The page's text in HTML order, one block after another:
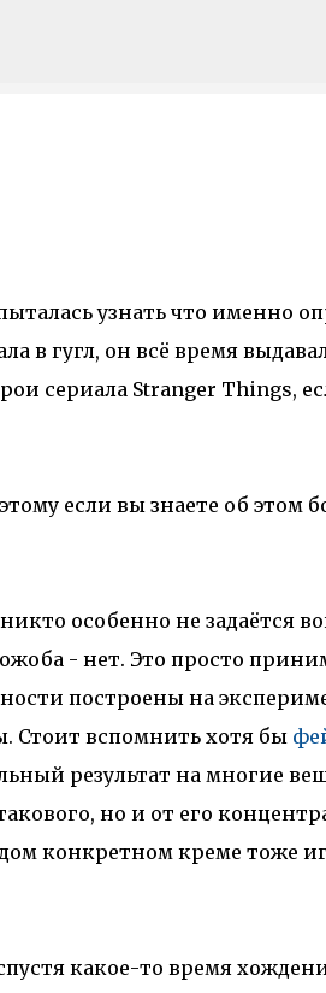
узнать что именно
в гугл, он всё время
сериала Stranger Things,
если вы знаете об этом
особенно не задаётся
- нет. Это просто
построены на
Стоит вспомнить хотя бы
результат на многие
но и от его
конкретном креме тоже
какое-то время